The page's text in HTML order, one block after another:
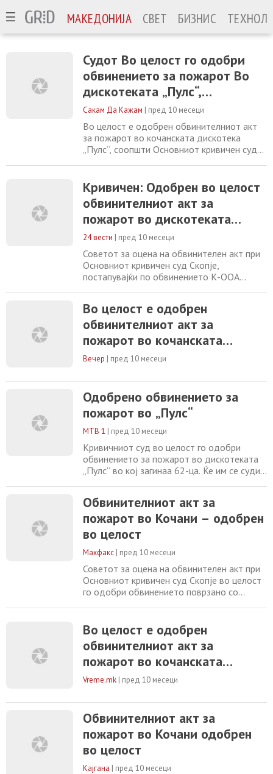
МАКЕДОНИЈА СВЕТ БИЗНИС
Судот Во целост го одобри
обвинението за пожарот Во
дискотеката „Пулс“,
постапката против 37
обвинети ќе се води Во Скопје
Сакам Да Кажам | пред 10 месеци
Во целост е одобрен обвинителниот акт
за пожарот во кочанската дискотека
„Пулс“, соопшти Основниот кривичен суд
обвинението, по што е формиран кривичен
предмет кој преку АКМИС-системот е
распределен кај надлежен судија за
понатамошно постапување. Станува збор
Кривичен: Одобрен во целост
обвинителниот акт за
пожарот во дискотеката
„Пулс“ во Кочани
24 вести | пред 10 месеци
Советот за оцена на обвинителен акт при
Основниот кривичен суд Скопје,
постапувајќи по обвинението К-ООА
исполнување на сите законски предвидени
услови, донесе Решение со кое
Од Кривичниот суд денеска информираат
дека како што е наведено во сите
Во целост е одобрен
обвинителниот акт за
пожарот во кочанската
дискотека „Пулс“, соопшти
Скопје
Вечер | пред 10 месеци
Одобрено обвинението за
пожарот во „Пулс“
МТВ 1 | пред 10 месеци
Кривичниот суд во целост го одобри
обвинението за пожарот во дискотеката
„Пулс“ во кој загинаа 62-ца. Ќе им се суди
судијата кој ќе ја води главната расправа
ќе биде познато идната недела. Анита
Димитријевска-Велковска известува.
Обвинителниот акт за
пожарот во Кочани – одобрен
во целост
Макфакс | пред 10 месеци
Советот за оцена на обвинителен акт при
Основниот кривичен суд Скопје во целост
го одобри обвинението поврзано со
станува збор за обвинителен акт во кој
што има 37 обвинети лица кои што имаат
33 бранители, било исклучително тешко
да се достави обвинителниот акт до сите
Во целост е одобрен
обвинителниот акт за
пожарот во кочанската
дискотека „Пулс“, соопшти
Скопје
Vreme.mk | пред 10 месеци
Обвинителниот акт за
пожарот во Кочани одобрен
во целост
Кајгана | пред 10 месеци